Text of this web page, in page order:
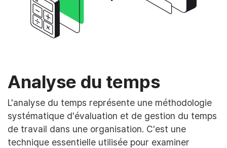
Analyse du temps
L'analyse du temps représente une méthodologie
systématique d'évaluation et de gestion du temps
de travail dans une organisation. C'est une
technique essentielle utilisée pour examiner